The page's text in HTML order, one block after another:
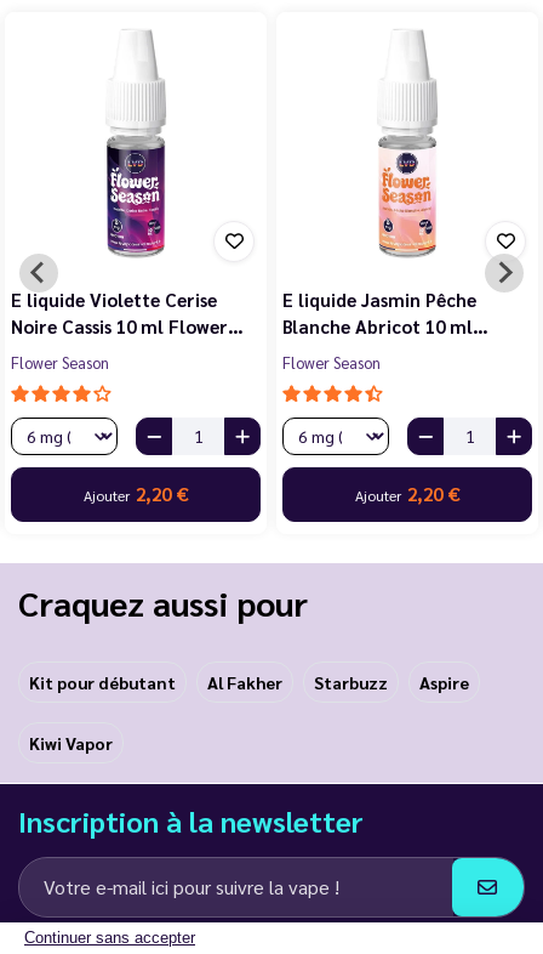
Continuer sans accepter
E liquide Violette Cerise
Noire Cassis 10 ml Flower…
Flower Season
Ajouter 2,20 €
E liquide Jasmin Pêche
Blanche Abricot 10 ml…
Flower Season
Ajouter 2,20 €
Craquez aussi pour
Kit pour débutant Al Fakher Starbuzz Aspire
Kiwi Vapor
Inscription à la newsletter
J’accepte de recevoir des communications e-mail et SMS de la part de